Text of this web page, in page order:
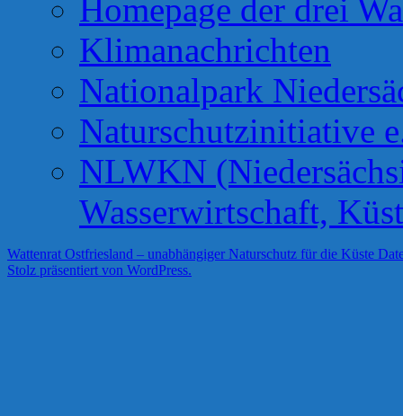
Homepage der drei
Klimanachrichten
Nationalpark
Naturschutzinitiative
NLWKN
Wasserwirtschaft,
Wattenrat Ostfriesland – unabhängiger Naturschutz für die Küste
Stolz präsentiert von WordPress.